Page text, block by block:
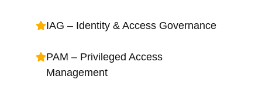
IAG – Identity & Access Governance
PAM – Privileged Access
Management